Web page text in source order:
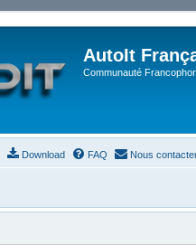
AutoIt
Communauté
Download FAQ Nous